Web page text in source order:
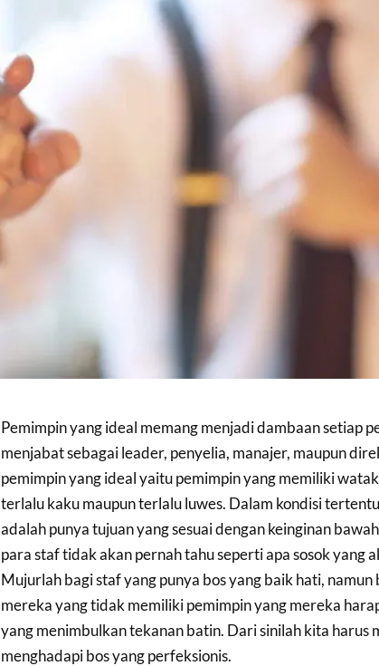
Pemimpin yang ideal memang menjadi dambaan setiap
menjabat sebagai leader, penyelia, manajer, maupun
pemimpin yang ideal yaitu pemimpin yang memiliki
terlalu kaku maupun terlalu luwes. Dalam kondisi
adalah punya tujuan yang sesuai dengan keinginan
para staf tidak akan pernah tahu seperti apa sosok yang
Mujurlah bagi staf yang punya bos yang baik hati,
mereka yang tidak memiliki pemimpin yang mereka
yang menimbulkan tekanan batin. Dari sinilah kita harus
menghadapi bos yang perfeksionis.